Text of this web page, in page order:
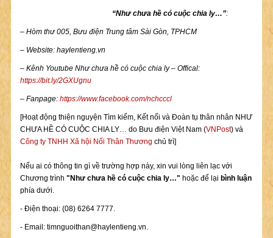
“Nhưchưa hềcó cuộc chia ly…”:
– Hòm thư005, Bưu điện Trung tâm Sài Gòn, TPHCM
– Website: haylentieng.vn
– Kênh Youtube Như chưa hề có cuộc chia ly – Offical:
https://bit.ly/2GXUgnu
– Fanpage: https://www.facebook.com/nchcccl
[Hoạt động thiện nguyện Tìm kiếm, Kết nối và Đoàn tụ thân nhân NHƯ
CHƯA HỀ CÓ CUỘC CHIA LY… do Bưu điện Việt Nam (VNPost) và
Công ty TNHH Xã hội Nối Thân Thương chủ trì]
Nếu ai có thông tin gì về trường hợp này, xin vui lòng liên lạc với
Chương trình "Như chưa hề có cuộc chia ly…" hoặc để lại bình luận
phía dưới.
- Điện thoại: (08) 6264 7777.
- Email: timnguoithan@haylentieng.vn.